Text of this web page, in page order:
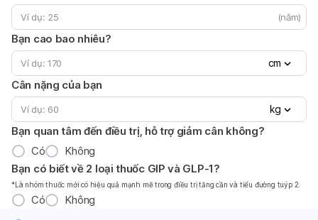
(năm)
Bạn cao bao nhiêu?
cm
Cân nặng của bạn
kg
Bạn quan tâm đến điều trị, hỗ trợ giảm cân không?
Có
Không
Bạn có biết về 2 loại thuốc GIP và GLP-1?
*Là nhóm thuốc mới có hiệu quả mạnh mẽ trong điều trị tăng cần và tiểu đường tuýp 2.
Có Không